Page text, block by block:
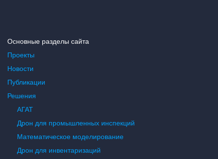
Основные разделы сайта
Проекты
Новости
Публикации
Решения
АГАТ
Дрон для промышленных инспекций
Математическое моделирование
Дрон для инвентаризаций